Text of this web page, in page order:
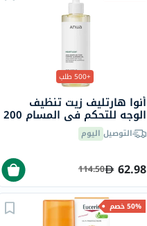
+500 طلب
أنوا هارتليف زيت تنظيف
الوجه للتحكم في المسام 200
ملالتوصيل اليوم
62.98
114.50
50% خصم